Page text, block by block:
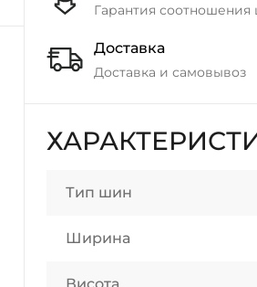
Гарантия соотношения
Доставка
Доставка и самовывоз
Тип шин
Ширина